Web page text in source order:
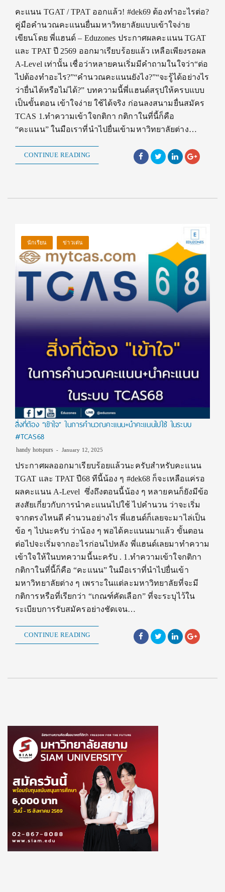
คะแนน TGAT / TPAT ออกแล้ว! #dek69 ต้องทำอะไรต่อ?
คู่มือคำนวณคะแนนยื่นมหาวิทยาลัยแบบเข้าใจง่าย
เขียนโดย พี่แฮนด์ – Eduzones ประกาศผลคะแนน TGAT
และ TPAT ปี 2569 ออกมาเรียบร้อยแล้ว เหลือเพียงรอผล
A-Level เท่านั้น เชื่อว่าหลายคนเริ่มมีคำถามในใจว่า“ต่อ
ไปต้องทำอะไร?”“คำนวณคะแนนยังไง?”“จะรู้ได้อย่างไร
ว่ายื่นได้หรือไม่ได้?” บทความนี้พี่แฮนด์สรุปให้ครบแบบ
เป็นขั้นตอน เข้าใจง่าย ใช้ได้จริง ก่อนลงสนามยื่นสมัคร
TCAS 1.ทำความเข้าใจกติกา กติกาในที่นี้ก็คือ
“คะแนน” ในมือเราที่นำไปยื่นเข้ามหาวิทยาลัยต่าง…
CONTINUE READING
นักเรียน ข่าวเด่น
สิ่งที่ต้อง “เข้าใจ” ในการคำนวณคะแนน+นำคะแนนไปใช้ ในระบบ
#TCAS68
handy hotspurs January 12, 2025
ประกาศผลออกมาเรียบร้อยแล้วนะครับสำหรับคะแนน
TGAT และ TPAT ปี68 ทีนี้น้อง ๆ #dek68 ก็จะเหลือแค่รอ
ผลคะแนน A-Level ซึ่งถึงตอนนี้น้อง ๆ หลายคนก็ยังมีข้อ
สงสัยเกี่ยวกับการนำคะแนนไปใช้ ไปคำนวน ว่าจะเริ่ม
จากตรงไหนดี คำนวนอย่างไร พี่แฮนด์ก็เลยจะมาไล่เป็น
ข้อ ๆ ไปนะครับ ว่าน้อง ๆ พอได้คะแนนมาแล้ว ขั้นตอน
ต่อไปจะเริ่มจากอะไรก่อนไปหลัง พี่แฮนด์เลยมาทำความ
เข้าใจให้ในบทความนี้นะครับ . 1.ทำความเข้าใจกติกา
กติกาในที่นี้ก็คือ “คะแนน” ในมือเราที่นำไปยื่นเข้า
มหาวิทยาลัยต่าง ๆ เพราะในแต่ละมหาวิทยาลัยที่จะมี
กติการหรือที่เรียกว่า “เกณฑ์คัดเลือก” ที่จะระบุไว้ใน
ระเบียบการรับสมัครอย่างชัดเจน…
CONTINUE READING